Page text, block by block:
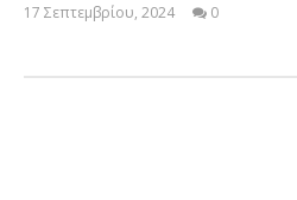
17 Σεπτεμβρίου, 2024
0